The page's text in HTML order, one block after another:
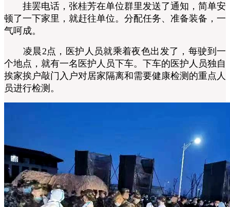
挂罢电话，张桂芳在单位群里发送了通知，简单安
顿了一下家里，就赶往单位。分配任务、准备装备，一
气呵成。
凌晨2点，医护人员就乘着夜色出发了，每驶到一
个地点，就有一名医护人员下车。下车的医护人员独自
挨家挨户敲门入户对居家隔离和需要健康检测的重点人
员进行检测。